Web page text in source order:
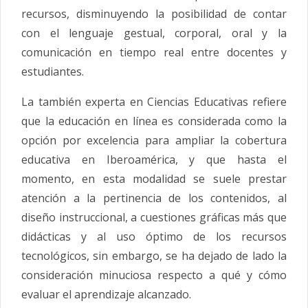
recursos, disminuyendo la posibilidad de contar
con el lenguaje gestual, corporal, oral y la
comunicación en tiempo real entre docentes y
estudiantes.
La también experta en Ciencias Educativas refiere
que la educación en línea es considerada como la
opción por excelencia para ampliar la cobertura
educativa en Iberoamérica, y que hasta el
momento, en esta modalidad se suele prestar
atención a la pertinencia de los contenidos, al
diseño instruccional, a cuestiones gráficas más que
didácticas y al uso óptimo de los recursos
tecnológicos, sin embargo, se ha dejado de lado la
consideración minuciosa respecto a qué y cómo
evaluar el aprendizaje alcanzado.